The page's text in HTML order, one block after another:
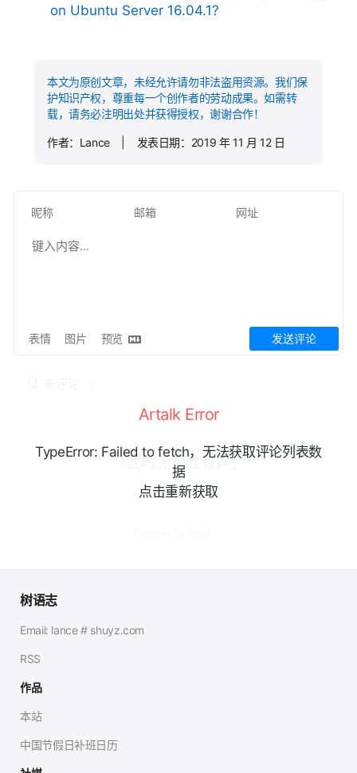
on Ubuntu Server 16.04.1?
本文为原创文章，未经允许请勿非法盗用资源。我们保
护知识产权，尊重每一个创作者的劳动成果。如需转
载，请务必注明出处并获得授权，谢谢合作！
作者：Lance | 发表日期：2019 年 11 月 12 日
表情 图片 预览 发送评论
「此时无声胜有声」
Artalk Error
TypeError: Failed to fetch，无法获取评论列表数
据
点击重新获取
树语志
Email: lance # shuyz.com
RSS
作品
本站
中国节假日补班日历